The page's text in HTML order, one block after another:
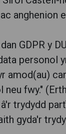
anghenion
GDPR y
amod(au)
fwy."
trydydd
gyda'r